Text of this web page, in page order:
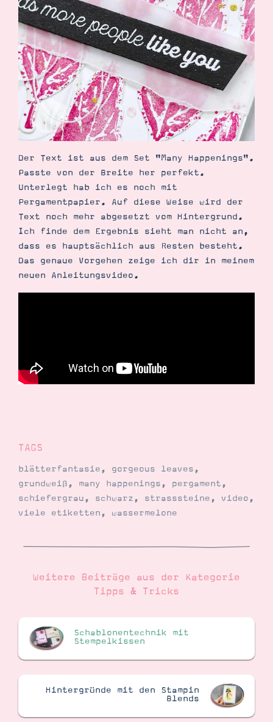
Der Text ist aus dem Set "Many Happenings".
Passte von der Breite her perfekt.
Unterlegt hab ich es noch mit
Pergamentpapier. Auf diese Weise wird der
Text noch mehr abgesetzt vom Hintergrund.
Ich finde dem Ergebnis sieht man nicht an,
dass es hauptsächlich aus Resten besteht.
Das genaue Vorgehen zeige ich dir in meinem
neuen Anleitungsvideo.
TAGS
blätterfantasie, gorgeous leaves,
grundweiß, many happenings, pergament,
schiefergrau, schwarz, strasssteine, video,
viele etiketten, wassermelone
Weitere Beiträge aus der Kategorie
Tipps & Tricks
Schablonentechnik mit
Stempelkissen
Hintergründe mit den Stampin
Blends